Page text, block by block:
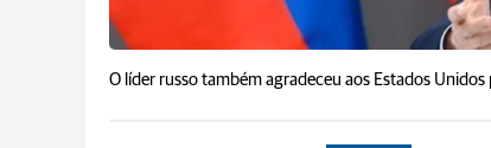
O líder russo também agradeceu aos Estados